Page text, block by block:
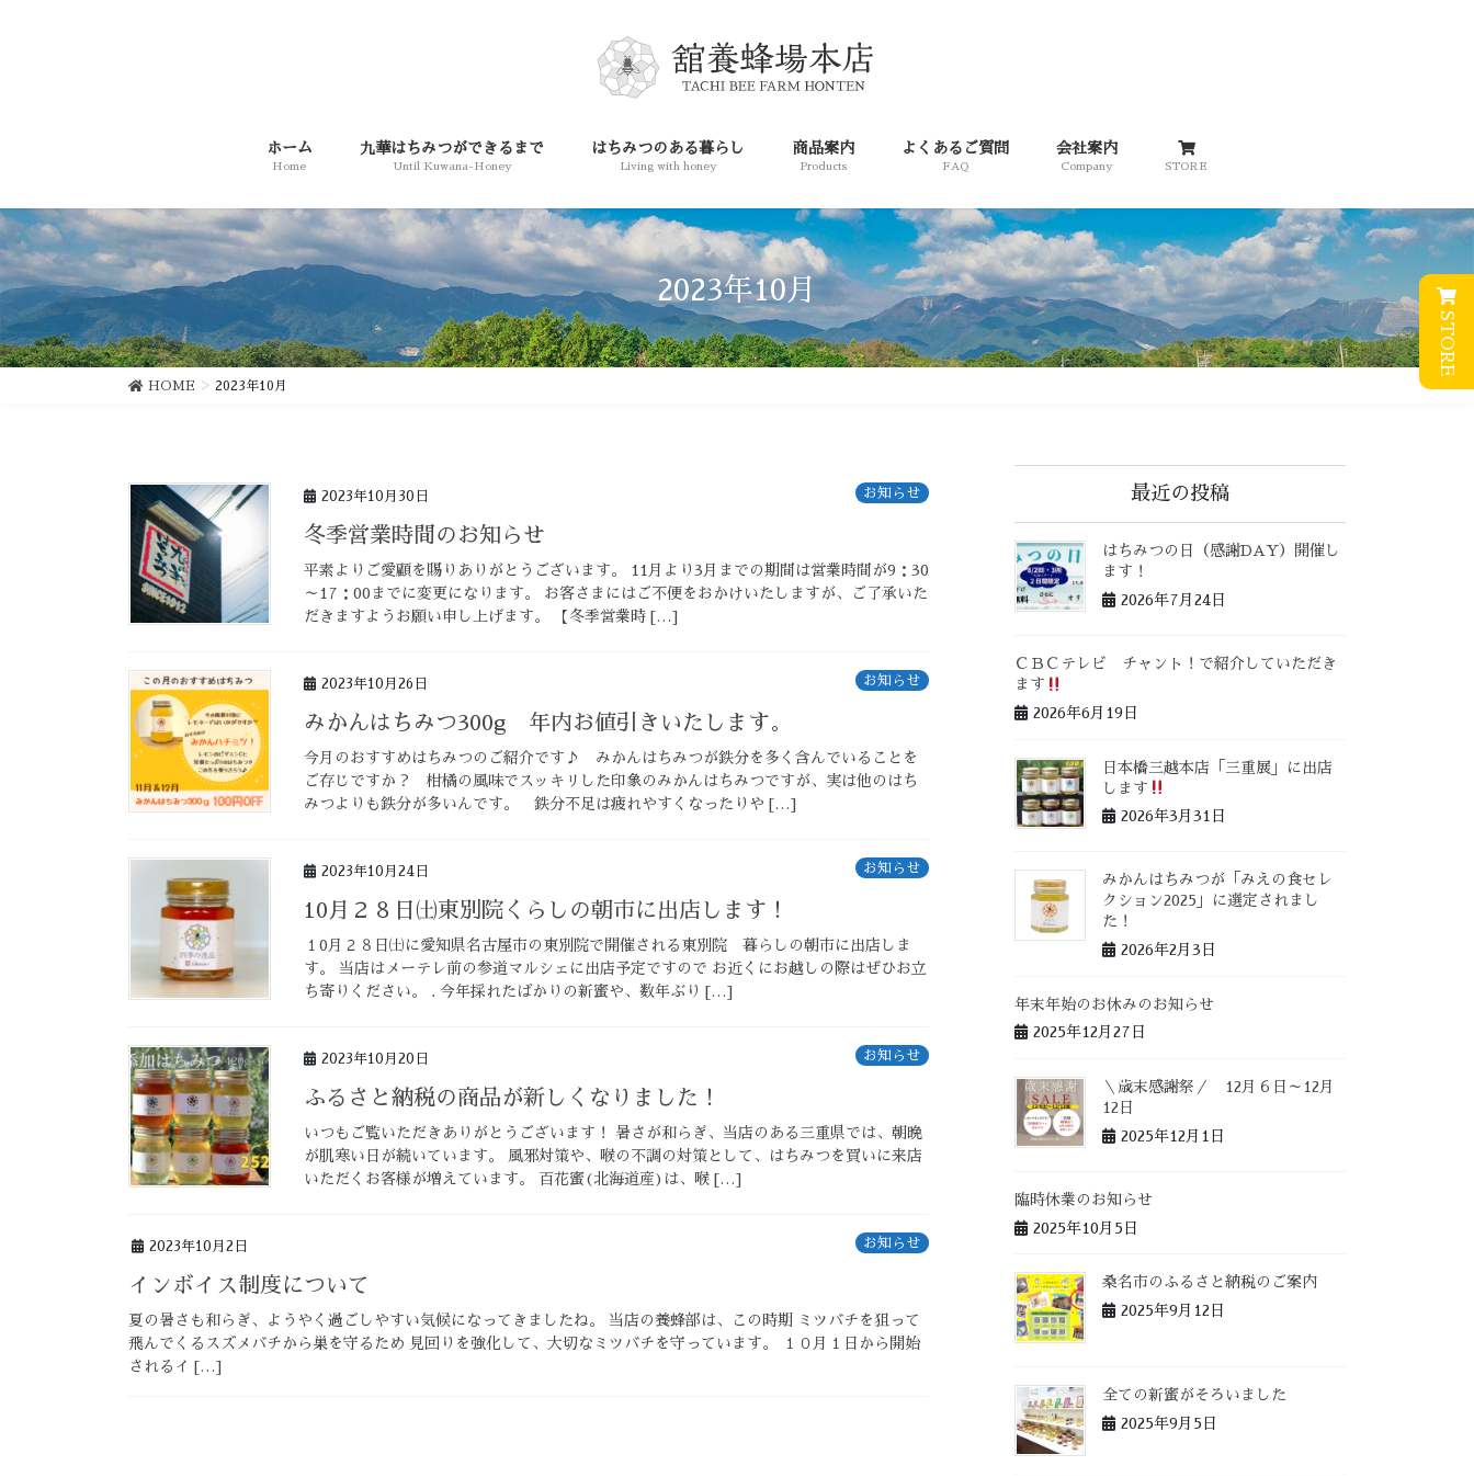
移
動
ホーム
Home
九華はちみつができるまで
Until Kuwana-Honey
はちみつのある暮らし
Living with honey
商品案内
Products
よくあるご質問
FAQ
会社案内
Company STORE
2023年10月
HOME 2023年10月
2023年10月30日 お知らせ
冬季営業時間のお知らせ
平素よりご愛顧を賜りありがとうございます。 11月より3月までの期間は営業時間が9：30
～17：00までに変更になります。 お客さまにはご不便をおかけいたしますが、ご了承いた
だきますようお願い申し上げます。 【冬季営業時 […]
2023年10月26日 お知らせ
みかんはちみつ300g 年内お値引きいたします。
今月のおすすめはちみつのご紹介です♪ みかんはちみつが鉄分を多く含んでいることを
ご存じですか？ 柑橘の風味でスッキリした印象のみかんはちみつですが、実は他のはち
みつよりも鉄分が多いんです。 鉄分不足は疲れやすくなったりや […]
2023年10月24日 お知らせ
10月２８日㈯東別院くらしの朝市に出店します！
１0月２８日㈯に愛知県名古屋市の東別院で開催される東別院 暮らしの朝市に出店しま
す。 当店はメーテレ前の参道マルシェに出店予定ですので お近くにお越しの際はぜひお立
ち寄りください。 . 今年採れたばかりの新蜜や、数年ぶり […]
2023年10月20日 お知らせ
ふるさと納税の商品が新しくなりました！
いつもご覧いただきありがとうございます！ 暑さが和らぎ、当店のある三重県では、朝晩
が肌寒い日が続いています。 風邪対策や、喉の不調の対策として、はちみつを買いに来店
いただくお客様が増えています。 百花蜜(北海道産)は、喉 […]
2023年10月2日 お知らせ
インボイス制度について
夏の暑さも和らぎ、ようやく過ごしやすい気候になってきましたね。 当店の養蜂部は、この時期 ミツバチを狙って
飛んでくるスズメバチから巣を守るため 見回りを強化して、大切なミツバチを守っています。 １０月１日から開始
されるイ […]
最近の投稿
はちみつの日（感謝DAY）開催し
ます！
2026年7月24日
ＣＢＣテレビ チャント！で紹介していただき
ます
2026年6月19日
日本橋三越本店「三重展」に出店
します
2026年3月31日
みかんはちみつが「みえの食セレ
クション2025」に選定されまし
た！
2026年2月3日
年末年始のお休みのお知らせ
2025年12月27日
＼歳末感謝祭／ 12月６日～12月
12日
2025年12月1日
臨時休業のお知らせ
2025年10月5日
桑名市のふるさと納税のご案内
2025年9月12日
全ての新蜜がそろいました
2025年9月5日
STORE